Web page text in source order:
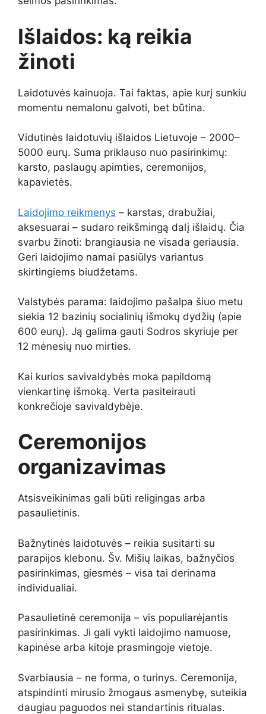
Išlaidos: ką reikia
žinoti
Laidotuvės kainuoja. Tai faktas, apie kurį sunkiu
momentu nemalonu galvoti, bet būtina.
Vidutinės laidotuvių išlaidos Lietuvoje – 2000–
5000 eurų. Suma priklauso nuo pasirinkimų:
karsto, paslaugų apimties, ceremonijos,
kapavietės.
Laidojimo reikmenys – karstas, drabužiai,
aksesuarai – sudaro reikšmingą dalį išlaidų. Čia
svarbu žinoti: brangiausia ne visada geriausia.
Geri laidojimo namai pasiūlys variantus
skirtingiems biudžetams.
Valstybės parama: laidojimo pašalpa šiuo metu
siekia 12 bazinių socialinių išmokų dydžių (apie
600 eurų). Ją galima gauti Sodros skyriuje per
12 mėnesių nuo mirties.
Kai kurios savivaldybės moka papildomą
vienkartinę išmoką. Verta pasiteirauti
konkrečioje savivaldybėje.
Ceremonijos
organizavimas
Atsisveikinimas gali būti religingas arba
pasaulietinis.
Bažnytinės laidotuvės – reikia susitarti su
parapijos klebonu. Šv. Mišių laikas, bažnyčios
pasirinkimas, giesmės – visa tai derinama
individualiai.
Pasaulietinė ceremonija – vis populiarėjantis
pasirinkimas. Ji gali vykti laidojimo namuose,
kapinėse arba kitoje prasmingoje vietoje.
Svarbiausia – ne forma, o turinys. Ceremonija,
atspindinti mirusio žmogaus asmenybę, suteikia
daugiau paguodos nei standartinis ritualas.